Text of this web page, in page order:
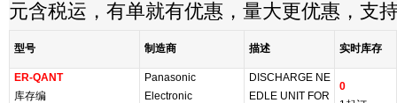
元含税运，有单就有优惠，量大更优惠，支
型号 制造商 描述 实时库存
ER-QANT
库存编
Panasonic
Electronic
DISCHARGE NE
EDLE UNIT FOR
0